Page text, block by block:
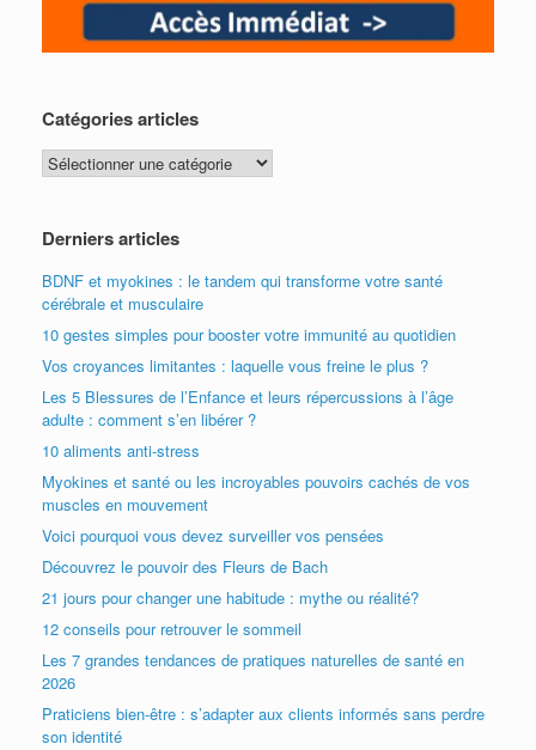
Catégories articles
Catégories
articles
Derniers articles
BDNF et myokines : le tandem qui transforme votre santé
cérébrale et musculaire
10 gestes simples pour booster votre immunité au quotidien
Vos croyances limitantes : laquelle vous freine le plus ?
Les 5 Blessures de l’Enfance et leurs répercussions à l’âge
adulte : comment s’en libérer ?
10 aliments anti-stress
Myokines et santé ou les incroyables pouvoirs cachés de vos
muscles en mouvement
Voici pourquoi vous devez surveiller vos pensées
Découvrez le pouvoir des Fleurs de Bach
21 jours pour changer une habitude : mythe ou réalité?
12 conseils pour retrouver le sommeil
Les 7 grandes tendances de pratiques naturelles de santé en
2026
Praticiens bien-être : s’adapter aux clients informés sans perdre
son identité